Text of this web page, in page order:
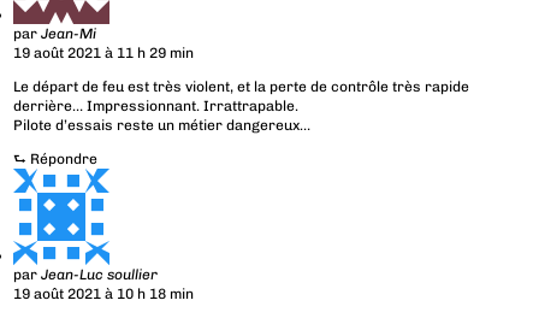
parJean-Mi
19 août 2021 à 11 h 29 min
Le départ de feu est très violent, et la perte de contrôle très rapide
derrière… Impressionnant. Irrattrapable.
Pilote d’essais reste un métier dangereux…
⮑ Répondre
parJean-Luc soullier
19 août 2021 à 10 h 18 min